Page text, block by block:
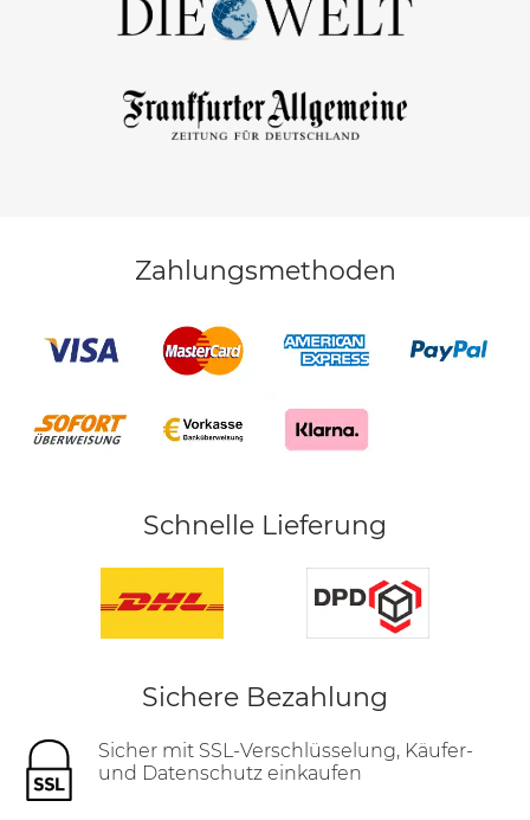
Zahlungsmethoden
Schnelle Lieferung
Sichere Bezahlung
Sicher mit SSL-Verschlüsselung, Käufer-
und Datenschutz einkaufen